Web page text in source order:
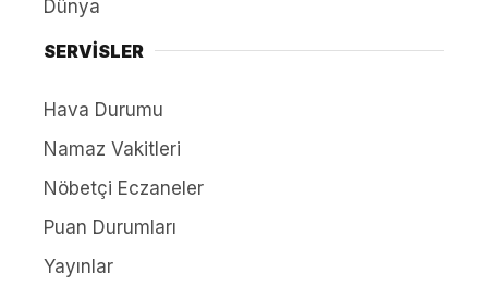
Dünya
SERVİSLER
Hava Durumu
Namaz Vakitleri
Nöbetçi Eczaneler
Puan Durumları
Yayınlar